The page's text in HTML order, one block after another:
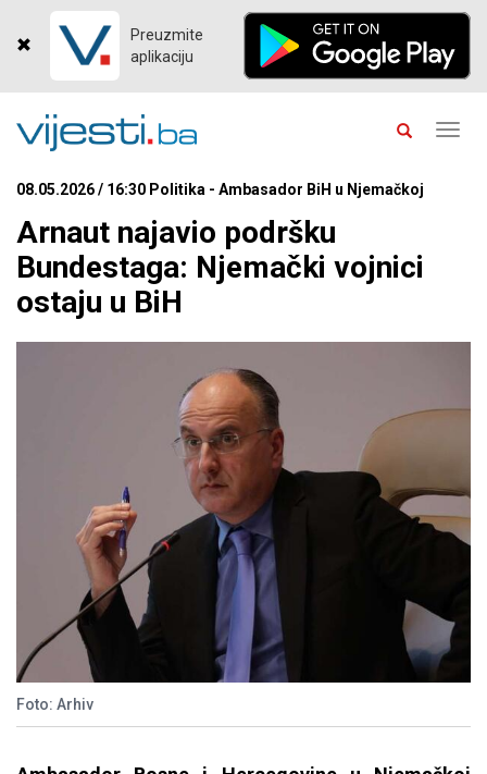
Preuzmite
aplikaciju
08.05.2026 / 16:30 Politika - Ambasador BiH u Njemačkoj
Arnaut najavio podršku
Bundestaga: Njemački vojnici
ostaju u BiH
Foto: Arhiv